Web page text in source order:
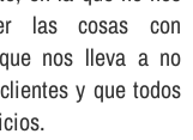
las cosas con
nos lleva a no
y que todos